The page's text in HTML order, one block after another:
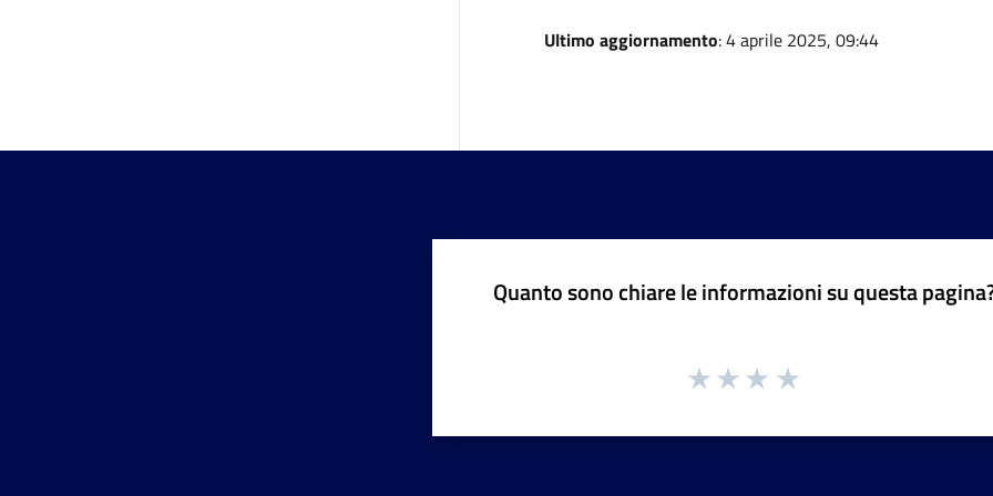
Ultimo aggiornamento: 4 aprile 2025, 09:44
Quanto sono chiare le informazioni su questa